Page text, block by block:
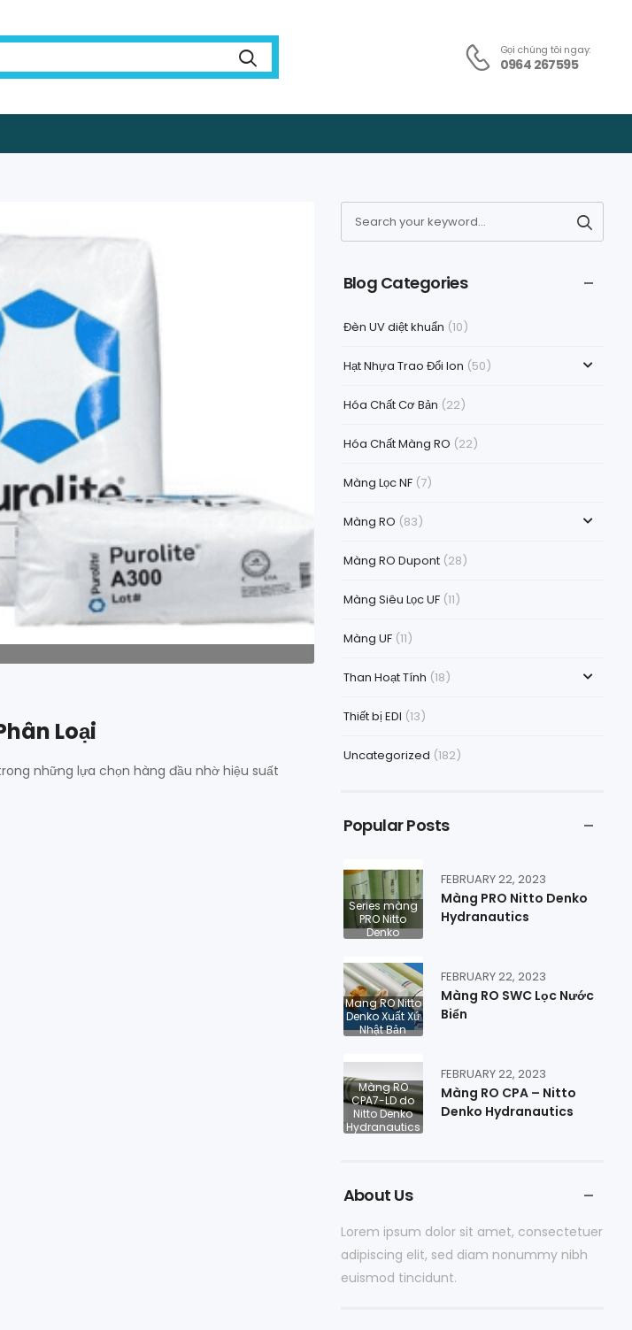
Gọi chúng tôi ngay:
0964 267595
Loại
những lựa chọn hàng đầu nhờ hiệu suất
Blog Categories
Đèn UV diệt khuẩn (10)
Hạt Nhựa Trao Đổi Ion (50)
Hóa Chất Cơ Bản (22)
Hóa Chất Màng RO (22)
Màng Lọc NF(7)
Màng RO (83)
Màng RO Dupont(28)
Màng Siêu Lọc UF(11)
Màng UF(11)
Than Hoạt Tính (18)
Thiết bị EDI (13)
Uncategorized (182)
Popular Posts
Series màng
PRO Nitto
Denko
FEBRUARY 22, 2023
Màng PRO Nitto Denko
Hydranautics
Mang RO Nitto
Denko Xuất Xứ
Nhật Bản
FEBRUARY 22, 2023
Màng RO SWC Lọc Nước
Biển
Màng RO
CPA7-LD do
Nitto Denko
Hydranautics
FEBRUARY 22, 2023
Màng RO CPA – Nitto
Denko Hydranautics
About Us
Lorem ipsum dolor sit amet, consectetuer
adipiscing elit, sed diam nonummy nibh
euismod tincidunt.